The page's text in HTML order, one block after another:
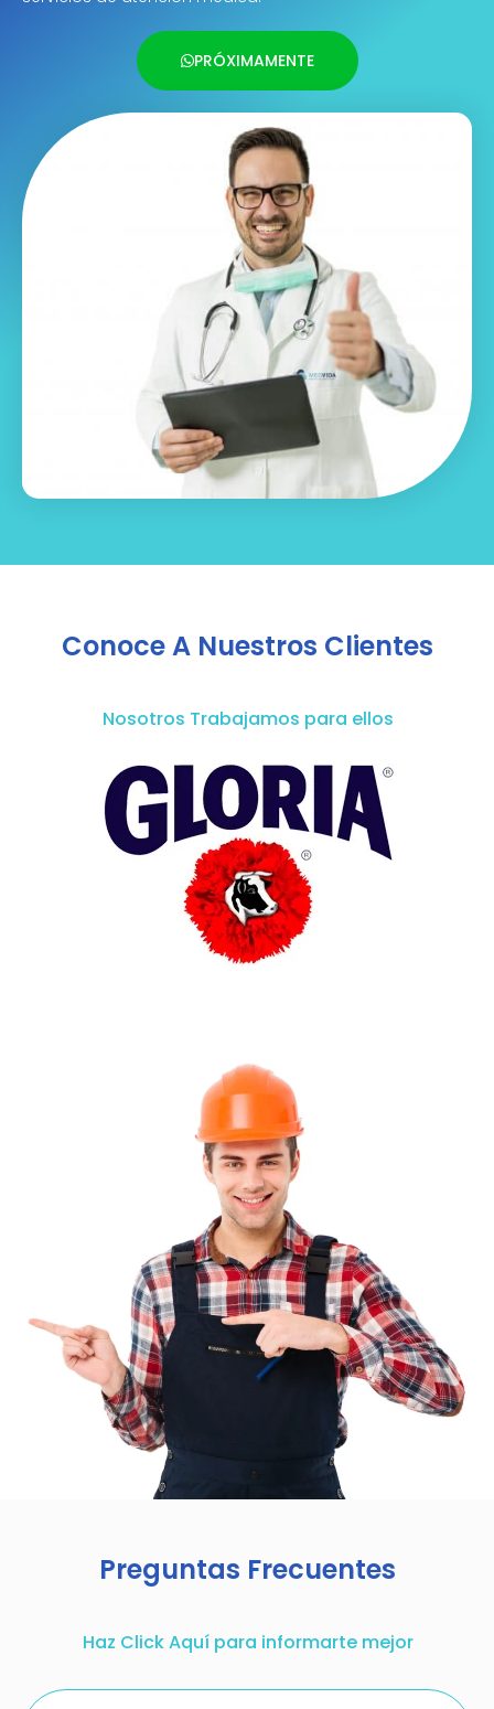
PRÓXIMAMENTE
Conoce A Nuestros Clientes
Nosotros Trabajamos para ellos
Preguntas Frecuentes
Haz Click Aquí para informarte mejor